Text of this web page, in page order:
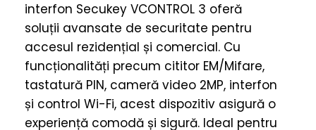
VCONTROL
3,
2
MP,
IR,
Wi-
interfon Secukey VCONTROL 3 oferă
soluții avansate de securitate pentru
accesul rezidențial și comercial. Cu
funcționalități precum cititor EM/Mifare,
tastatură PIN, cameră video 2MP, interfon
și control Wi-Fi, acest dispozitiv asigură o
experiență comodă și sigură. Ideal pentru